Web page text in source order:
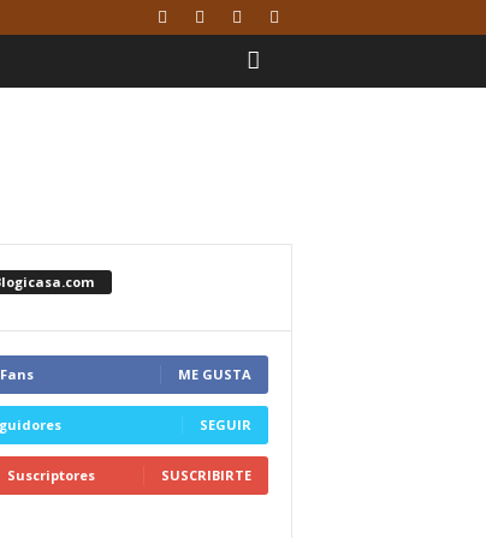
Fans ME GUSTA
SEGUIR
Suscriptores SUSCRIBIRTE